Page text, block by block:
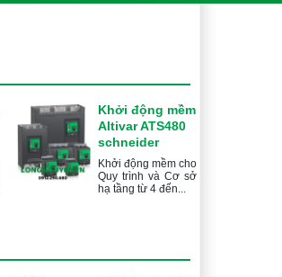
Khởi động mềm
Altivar ATS480
schneider
Khởi động mềm cho
Quy trình và Cơ sở
hạ tầng từ 4 đến...